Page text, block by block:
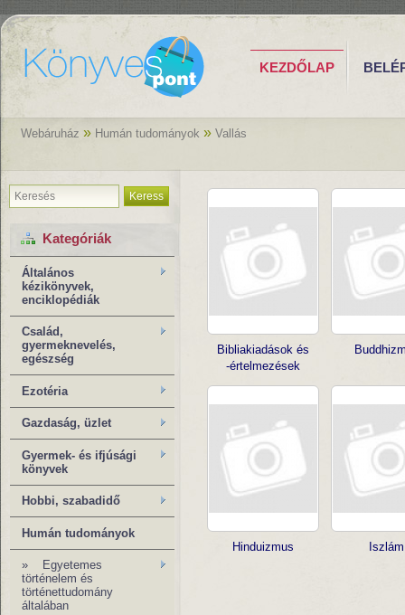
KEZDŐLAP
Webáruház » Humán tudományok » Vallás
Keress
Kategóriák
Általános
kézikönyvek,
enciklopédiák
Család,
gyermeknevelés,
egészség
Ezotéria
Gazdaság, üzlet
Gyermek- és ifjúsági
könyvek
Hobbi, szabadidő
Humán tudományok
»
Egyetemes
történelem és
történettudomány
általában
Bibliakiadások és
-értelmezések
Hinduizmus Iszlám